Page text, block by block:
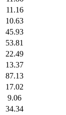
11.16
10.63
45.93
53.81
22.49
13.37
87.13
17.02
9.06
34.34